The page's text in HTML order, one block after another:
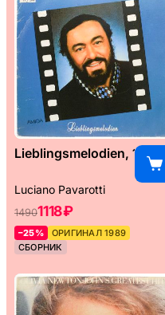
Lieblingsmelodien, 1989
Luciano Pavarotti
14901118 ₽
–25%
ОРИГИНАЛ 1989
СБОРНИК